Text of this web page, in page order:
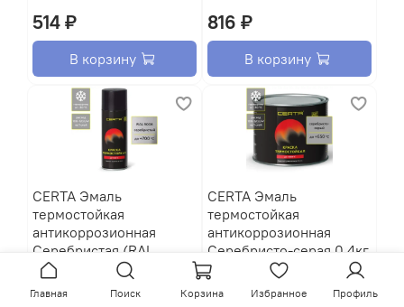
514 ₽
В корзину
816 ₽
В корзину
CERTA Эмаль
термостойкая
антикоррозионная
Серебристая (RAL
9006) 520мл
аэрозольная (700°С)
CERTA Эмаль
термостойкая
антикоррозионная
Серебристо-серая 0,4кг
(650°С)
12шт. в уп.
Главная Поиск Корзина Избранное Профиль